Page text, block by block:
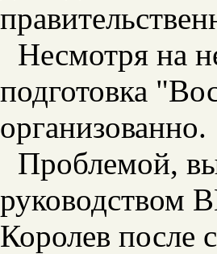
Несмотря на
подготовка
организованно.
Проблемой,
руководством
Королев после